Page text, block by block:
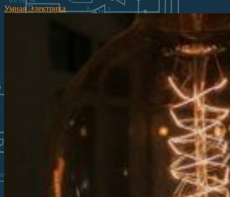
Умная Электрика